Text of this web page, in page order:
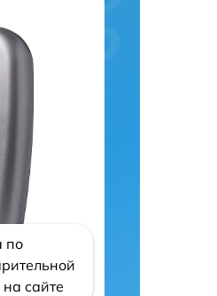
по
сайте